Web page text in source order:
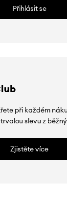
Přihlásit se
při každém
trvalou slevu z
Zjistěte více